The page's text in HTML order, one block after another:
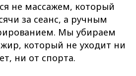
не массажем, который
за сеанс, а ручным
Мы убираем
который не уходит ни
ни от спорта.